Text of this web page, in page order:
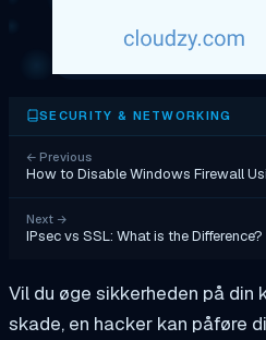
SECURITY & NETWORKING
← Previous
How to Disable Windows Firewall
Next →
IPsec vs SSL: What is the Difference?
Vil du øge sikkerheden på din
skade, en hacker kan påføre